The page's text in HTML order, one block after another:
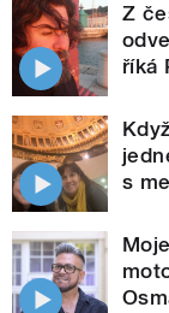
Z
říká
s